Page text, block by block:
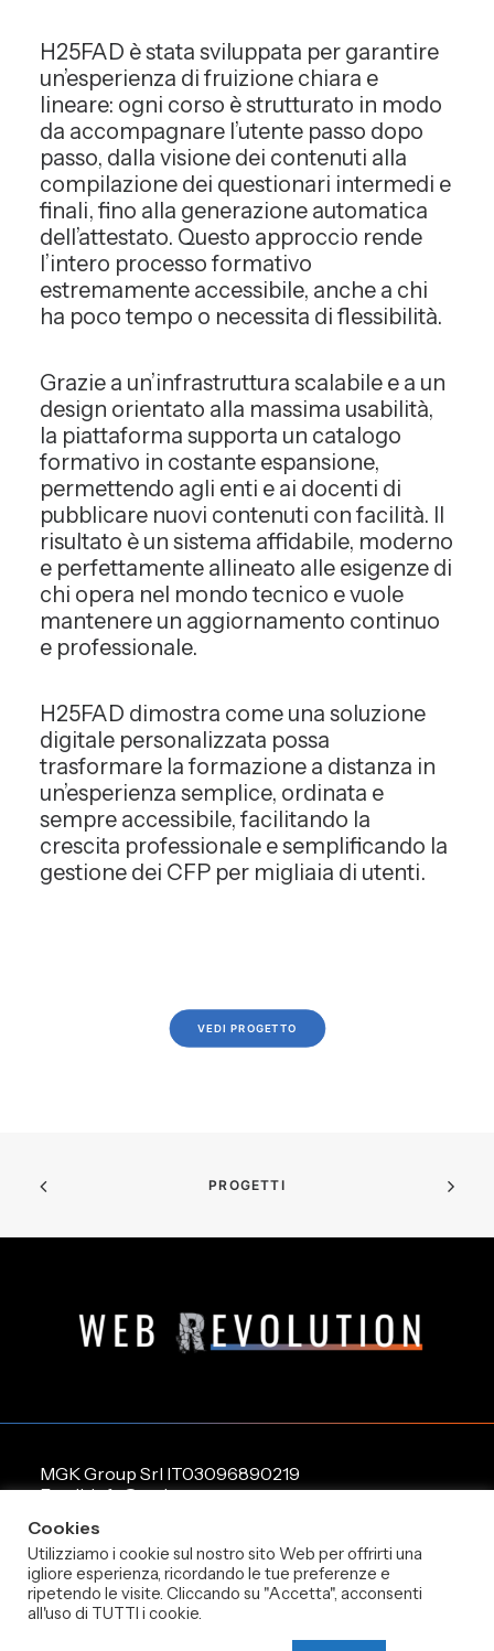
H25FAD è stata sviluppata per garantire
un’esperienza di fruizione chiara e
lineare: ogni corso è strutturato in modo
da accompagnare l’utente passo dopo
passo, dalla visione dei contenuti alla
compilazione dei questionari intermedi e
finali, fino alla generazione automatica
dell’attestato. Questo approccio rende
l’intero processo formativo
estremamente accessibile, anche a chi
ha poco tempo o necessita di flessibilità.
Grazie a un’infrastruttura scalabile e a un
design orientato alla massima usabilità,
la piattaforma supporta un catalogo
formativo in costante espansione,
permettendo agli enti e ai docenti di
pubblicare nuovi contenuti con facilità. Il
risultato è un sistema affidabile, moderno
e perfettamente allineato alle esigenze di
chi opera nel mondo tecnico e vuole
mantenere un aggiornamento continuo
e professionale.
H25FAD dimostra come una soluzione
digitale personalizzata possa
trasformare la formazione a distanza in
un’esperienza semplice, ordinata e
sempre accessibile, facilitando la
crescita professionale e semplificando la
gestione dei CFP per migliaia di utenti.
VEDI PROGETTO
PROGETTI
MGK Group Srl IT03096890219
Email: info@mgk-group.com
Cookie Policy
Cookies
Utilizziamo i cookie sul nostro sito Web per offrirti una
igliore esperienza, ricordando le tue preferenze e
ripetendo le visite. Cliccando su "Accetta", acconsenti
all'uso di TUTTI i cookie.